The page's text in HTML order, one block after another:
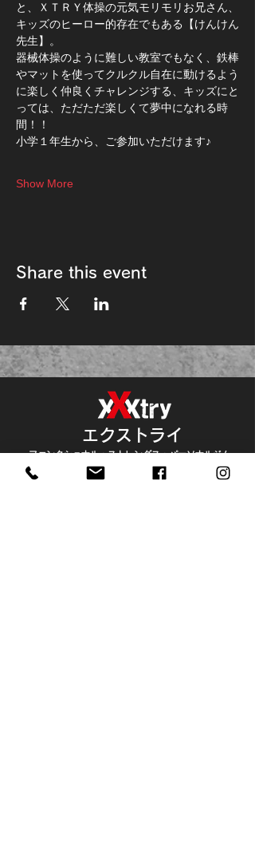
と、ＸＴＲＹ体操の元気モリモリお兄さん、
キッズのヒーロー的存在でもある【けんけん
先生】。
器械体操のように難しい教室でもなく、鉄棒
やマットを使ってクルクル自在に動けるよう
に楽しく仲良くチャレンジする、キッズにと
っては、ただただ楽しくて夢中になれる時
間！！
小学１年生から、ご参加いただけます♪
Show More
Share this event
エクストライ
ファンクショナル・ストレングス・パーソナルジム